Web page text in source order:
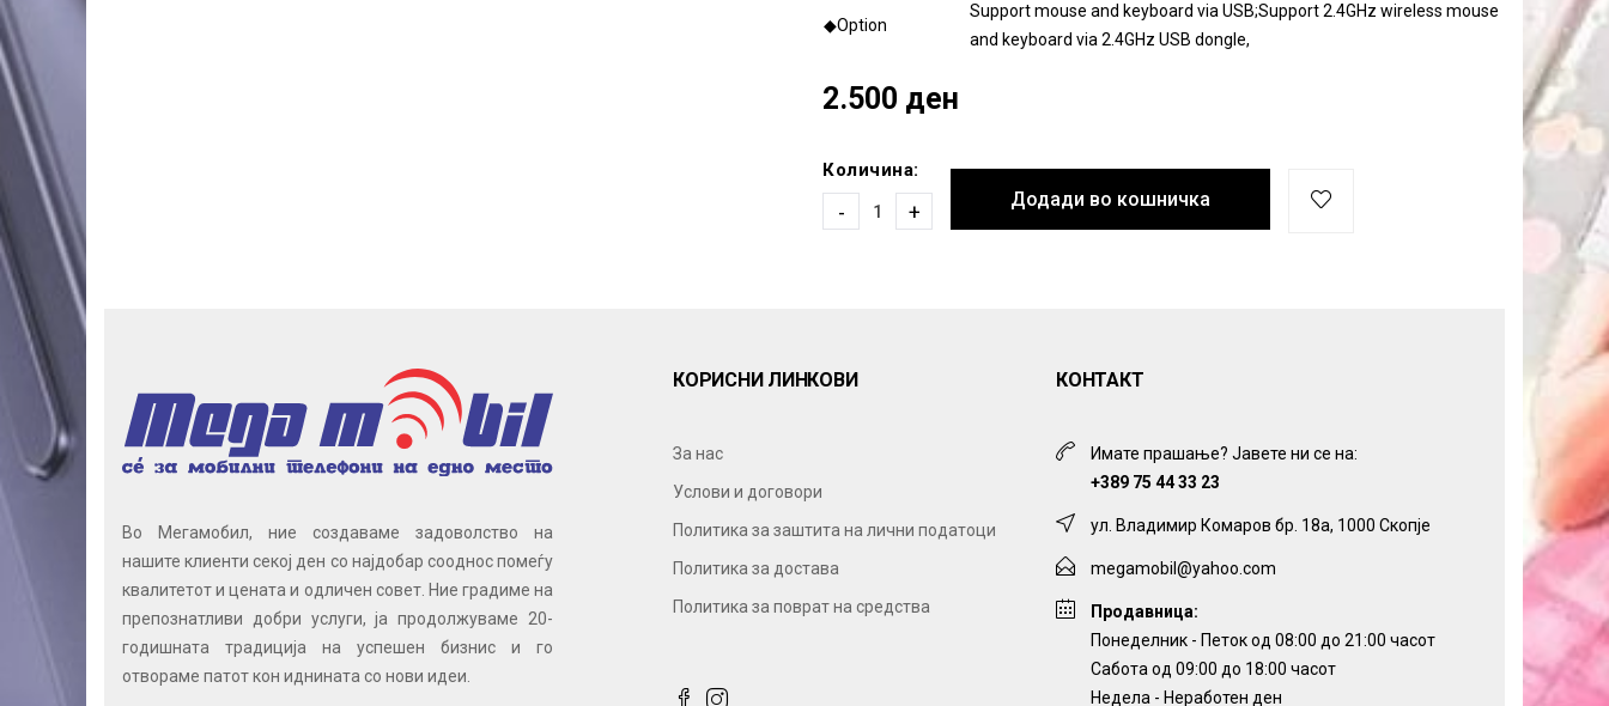
◆Option
Support mouse and keyboard via USB;Support 2.4GHz wireless mouse
and keyboard via 2.4GHz USB dongle,
2.500 ден
Количина:
- +
Додади во кошничка
Во Мегамобил, ние создаваме задоволство на
нашите клиенти секој ден со најдобар сооднос помеѓу
квалитетот и цената и одличен совет. Ние градиме на
препознатливи добри услуги, ја продолжуваме 20-
годишната традиција на успешен бизнис и го
отвораме патот кон иднината со нови идеи.
КОРИСНИ ЛИНКОВИ
За нас
Услови и договори
Политика за заштита на лични податоци
Политика за достава
Политика за поврат на средства
КОНТАКТ
Имате прашање? Јавете ни се на:
+389 75 44 33 23
ул. Владимир Комаров бр. 18а, 1000 Скопје
megamobil@yahoo.com
Продавница:
Понеделник - Петок од 08:00 до 21:00 часот
Сабота од 09:00 до 18:00 часот
Недела - Неработен ден